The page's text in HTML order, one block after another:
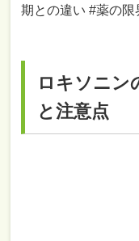
期との違い #薬の限
ロキソニン
と注意点